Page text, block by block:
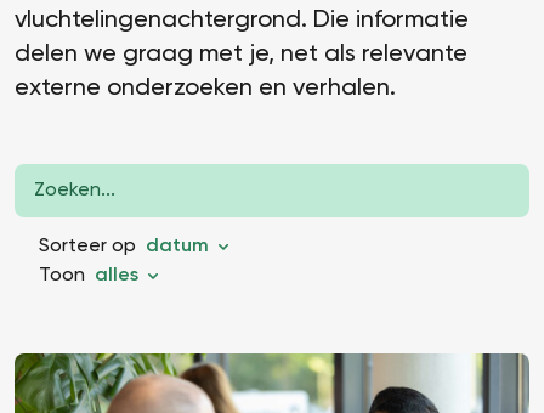
vluchtelingenachtergrond. Die informatie
delen we graag met je, net als relevante
externe onderzoeken en verhalen.
Sorteer op datum
Toon alles